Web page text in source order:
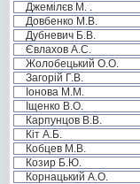
Джемілєв М. .
Довбенко М.В.
Дубневич Б.В.
Євлахов А.С.
Жолобецький О.О.
Загорій Г.В.
Іонова М.М.
Іщенко В.О.
Карпунцов В.В.
Кіт А.Б.
Кобцев М.В.
Козир Б.Ю.
Корнацький А.О.